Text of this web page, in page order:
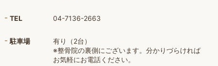
TEL 04-7136-2663
駐車場
有り（2台）
※整骨院の裏側にございます。分かりづらければ
お気軽にお電話ください。